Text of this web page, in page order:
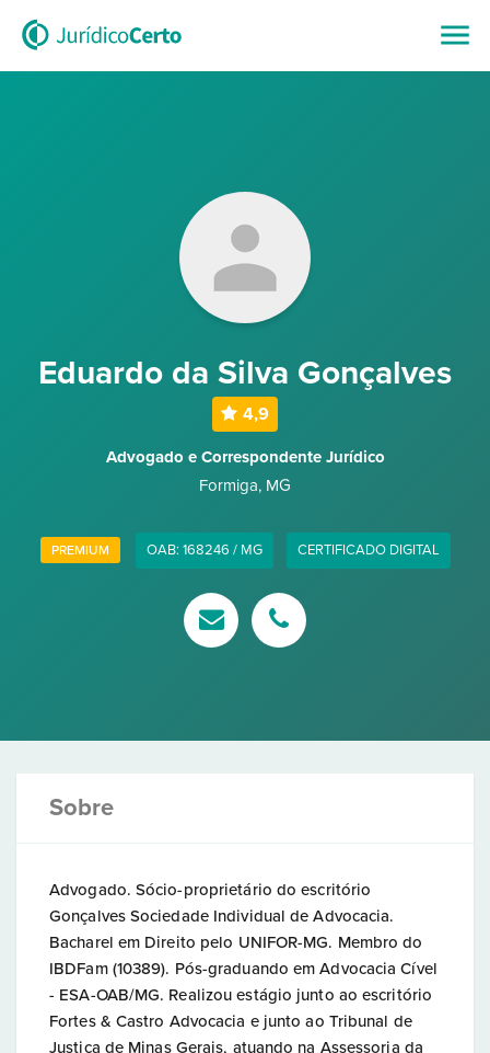
Eduardo da Silva Gonçalves
4,9
Advogado e Correspondente Jurídico
Formiga, MG
PREMIUM OAB: 168246 / MG CERTIFICADO DIGITAL
Sobre
Advogado. Sócio-proprietário do escritório
Gonçalves Sociedade Individual de Advocacia.
Bacharel em Direito pelo UNIFOR-MG. Membro do
IBDFam (10389). Pós-graduando em Advocacia Cível
- ESA-OAB/MG. Realizou estágio junto ao escritório
Fortes & Castro Advocacia e junto ao Tribunal de
Justiça de Minas Gerais, atuando na Assessoria da